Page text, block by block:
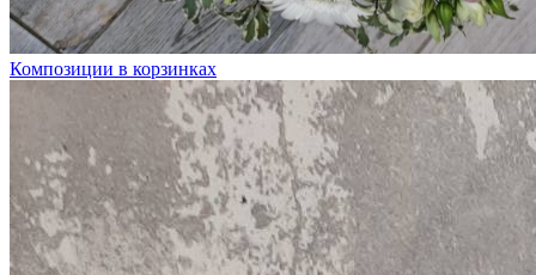
Композиции в корзинках